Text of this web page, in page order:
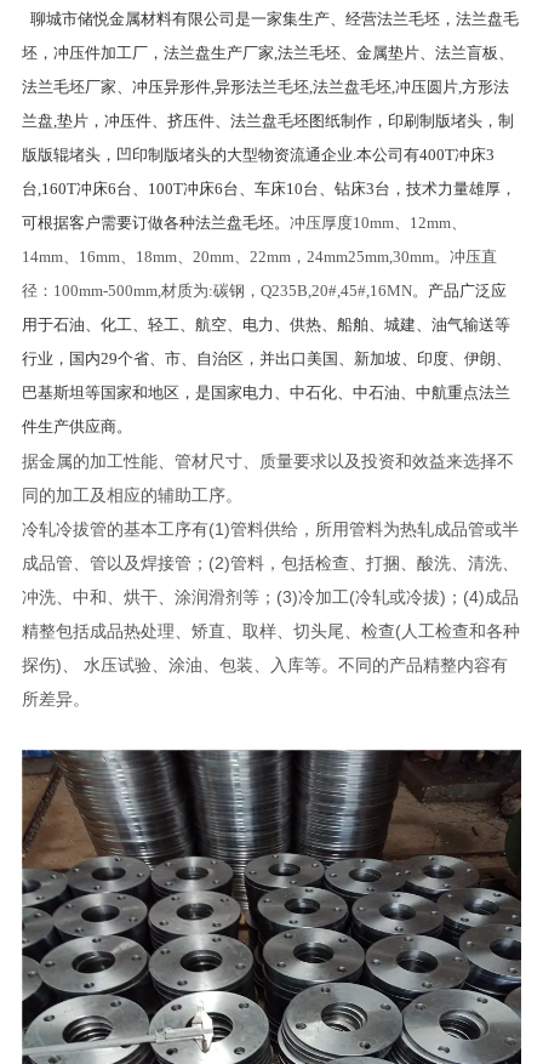
聊城市储悦金属材料有限公司是一家集生产、经营法兰毛坯，法兰盘毛
坯，冲压件加工厂，法兰盘生产厂家,法兰毛坯、金属垫片、法兰盲板、
法兰毛坯厂家、冲压异形件,异形法兰毛坯,法兰盘毛坯,冲压圆片,方形法
兰盘,垫片，冲压件、挤压件、法兰盘毛坯图纸制作，印刷制版堵头，制
版版辊堵头，凹印制版堵头的大型物资流通企业.本公司有400T冲床3
台,160T冲床6台、100T冲床6台、车床10台、钻床3台，技术力量雄厚，
可根据客户需要订做各种法兰盘毛坯。 冲压厚度10mm、12mm、
14mm、16mm、18mm、20mm、22mm，24mm25mm,30mm。冲压直
径：100mm-500mm,材质为:碳钢，Q235B,20#,45#,16MN。 产品广泛应
用于石油、化工、轻工、航空、电力、供热、船舶、城建、油气输送等
行业，国内29个省、市、自治区，并出口美国、新加坡、印度、伊朗、
巴基斯坦等国家和地区，是国家电力、中石化、中石油、中航重点法兰
件生产供应商。
据金属的加工性能、管材尺寸、质量要求以及投资和效益来选择不
同的加工及相应的辅助工序。
冷轧冷拔管的基本工序有(1)管料供给，所用管料为热轧成品管或半
成品管、管以及焊接管；(2)管料，包括检查、打捆、酸洗、清洗、
冲洗、中和、烘干、涂润滑剂等；(3)冷加工(冷轧或冷拔)；(4)成品
精整包括成品热处理、矫直、取样、切头尾、检查(人工检查和各种
探伤)、 水压试验、涂油、包装、入库等。不同的产品精整内容有
所差异。